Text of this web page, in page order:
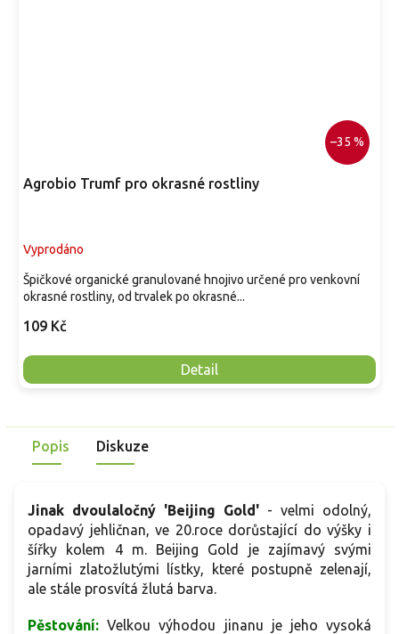
–35 %
Agrobio Trumf pro okrasné rostliny
Vyprodáno
109 Kč
Detail
Špičkové organické granulované hnojivo určené pro venkovní
okrasné rostliny, od trvalek po okrasné...
Popis Diskuze
Jinak dvoulaločný 'Beijing Gold' - velmi odolný,
opadavý jehličnan, ve 20.roce dorůstající do výšky i
šířky kolem 4 m. Beijing Gold je zajímavý svými
jarními zlatožlutými lístky, které postupně zelenají,
ale stále prosvítá žlutá barva.
Pěstování: Velkou výhodou jinanu je jeho vysoká